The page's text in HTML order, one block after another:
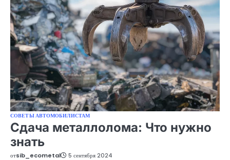
СОВЕТЫ АВТОМОБИЛИСТАМ
Сдача металлолома: Что нужно
знать
отsib_ecometal 5 сентября 2024